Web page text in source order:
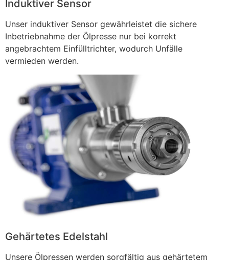
Induktiver Sensor
Unser induktiver Sensor gewährleistet die sichere
Inbetriebnahme der Ölpresse nur bei korrekt
angebrachtem Einfülltrichter, wodurch Unfälle
vermieden werden.
Gehärtetes Edelstahl
Unsere Ölpressen werden sorgfältig aus gehärtetem